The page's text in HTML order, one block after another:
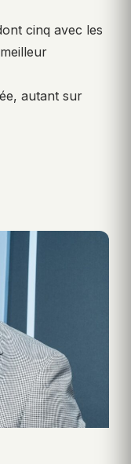
cinq avec les
autant sur